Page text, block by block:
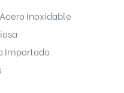
Inoxidable
Importado